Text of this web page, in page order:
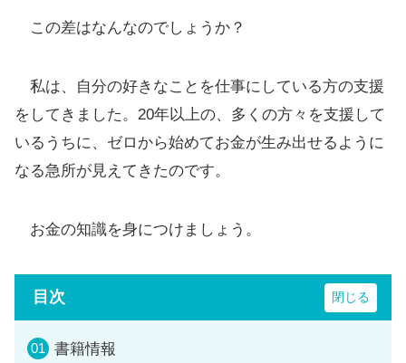
この差はなんなのでしょうか？
私は、自分の好きなことを仕事にしている方の支援
をしてきました。20年以上の、多くの方々を支援して
いるうちに、ゼロから始めてお金が生み出せるように
なる急所が見えてきたのです。
お金の知識を身につけましょう。
目次
書籍情報